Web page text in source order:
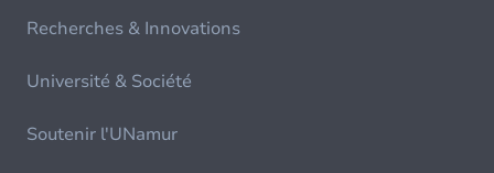
Recherches & Innovations
Université & Société
Soutenir l'UNamur